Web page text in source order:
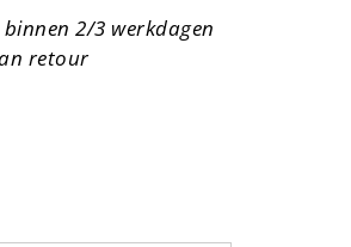
2/3 werkdagen
retour